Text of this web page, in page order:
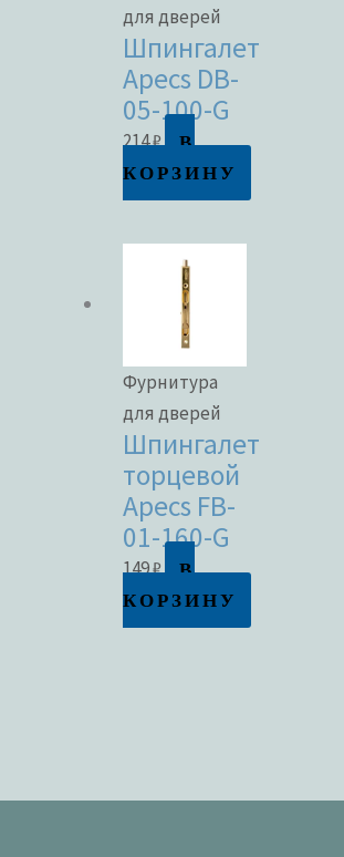
для дверей
Шпингалет
Apecs DB-
05-100-G
214₽
В
КОРЗИНУ
Фурнитура
для дверей
Шпингалет
торцевой
Apecs FB-
01-160-G
149₽
В
КОРЗИНУ